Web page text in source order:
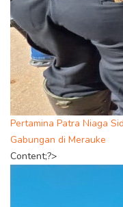
Pertamina Patra Niaga
Gabungan di Merauke
Content;?>